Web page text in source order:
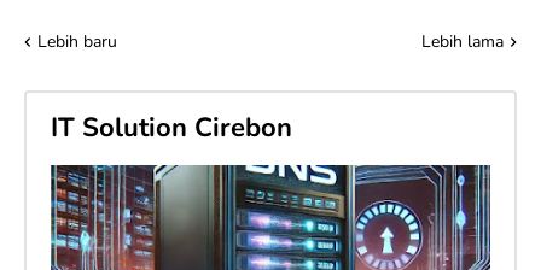
Lebih baru Lebih lama
IT Solution Cirebon